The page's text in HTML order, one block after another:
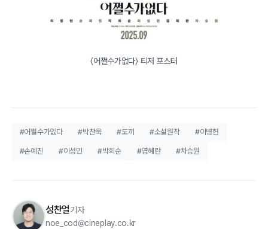
〈어쩔수가없다〉 티저 포스터
#어쩔수가없다 #박찬욱 #도끼 #소설원작 #이병헌
#손예진 #이성민 #박희순 #염혜란 #차승원
성찬얼기자
noe_cod@cineplay.co.kr